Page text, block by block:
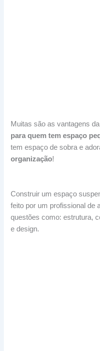
Muitas são as vantagens
para quem tem espaço
tem espaço de sobra e
organização!
Construir um espaço
feito por um profissional de
questões como: estrutura,
e design.